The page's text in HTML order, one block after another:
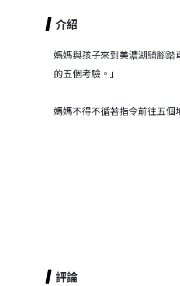
介紹
媽媽與孩子來到美濃湖騎腳
的五個考驗。」
媽媽不得不循著指令前往五
評論